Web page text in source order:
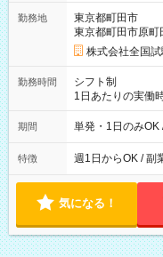
例】 ・河合塾模
×8時間＝日収
円の場合あり ・
円（役割手当＋100
間】試用期間なし
勤務地
東京都町田市
東京都町田市原町
株式会社全国
勤務時間
シフト制
1日あたりの実働
間は 試験により
期間 単発・1日のみOK
特徴 週1日からOK / 副
気になる！